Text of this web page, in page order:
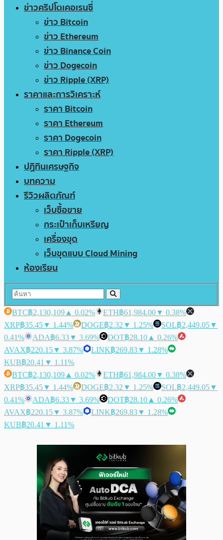
ข่าวคริปโตเคอเรนซี่
ข่าว Bitcoin
ข่าว Ethereum
ข่าว Binance Coin
ข่าว Dogecoin
ข่าว Ripple (XRP)
ราคาและการวิเคราะห์
ราคา Bitcoin
ราคา Ethereum
ราคา Dogecoin
ราคา Ripple (XRP)
ปฏิทินเศรษฐกิจ
บทความ
รีวิวผลิตภัณฑ์
เว็บซื้อขาย
กระเป๋าเก็บเหรียญ
เครื่องขุด
เว็บขุดแบบ Cloud Mining
ห้องเรียน
BTC฿2,130,109 ▲ 0.02% ETH฿61,984.00▼ 0.38%
XRP฿35.45▼ 1.44% DOGE฿2.32 ▼ 1.25% SOL฿2,449.05▼
0.41%
ADA฿6.33▼ 3.69% DOT฿28.10 ▲ 0.26%
AVAX฿220.15▼ 3.87% LINK฿269.83▼ 1.28%
KUB฿20.41 ▼ 1.11%
BTC฿2,130,109 ▲ 0.02% ETH฿61,984.00▼ 0.38%
XRP฿35.45▼ 1.44% DOGE฿2.32 ▼ 1.25% SOL฿2,449.05▼
0.41%
ADA฿6.33▼ 3.69% DOT฿28.10 ▲ 0.26%
AVAX฿220.15▼ 3.87% LINK฿269.83▼ 1.28%
KUB฿20.41 ▼ 1.11%